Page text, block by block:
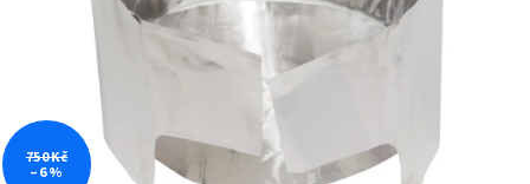
750 Kč
–6 %